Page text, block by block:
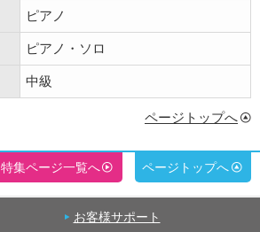
ピアノ
ピアノ・ソロ
中級
ページトップへ
特集ページ一覧へ ページトップへ
お客様サポート